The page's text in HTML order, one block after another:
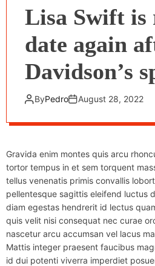
Lisa Swift is
date again
Davidson’s
ByPedro August 28, 2022
Gravida enim montes quis arcu
tortor tempus in et sem torquent
tellus venenatis primis convallis
pellentesque sagittis eleifend luctus
diam egestas hendrerit id lectus
quis velit nisi consequat nec curae
nascetur arcu accumsan vel lacus
Mattis integer praesent faucibus
id dui potenti viverra imperdiet